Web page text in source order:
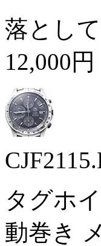
落とし
12,000円
タグホ
動巻き